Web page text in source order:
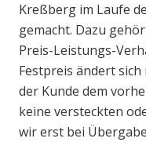
Kreßberg im Laufe
gemacht. Dazu
Preis-Leistungs-
Festpreis ändert
der Kunde dem
keine versteckten
wir erst bei